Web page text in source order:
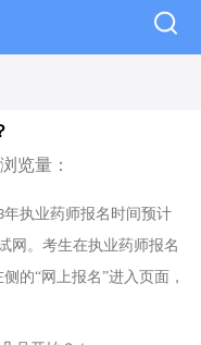
浏览量：
年执业药师报名时间预计
网。考生在执业药师报名
的“网上报名”进入页面，